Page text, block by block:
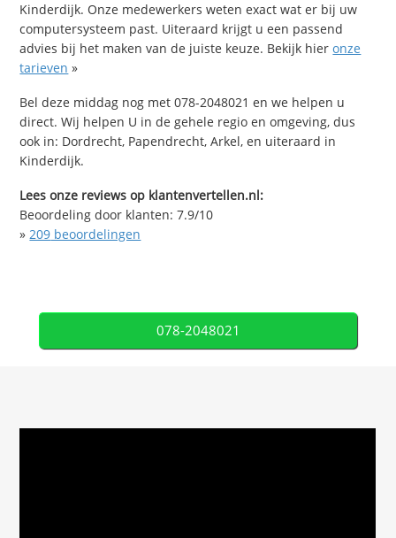
Kinderdijk. Onze medewerkers weten exact wat er bij uw
computersysteem past. Uiteraard krijgt u een passend
advies bij het maken van de juiste keuze. Bekijk hieronze
tarieven »
Bel deze middag nog met 078-2048021 en we helpen u
direct. Wij helpen U in de gehele regio en omgeving, dus
ook in: Dordrecht, Papendrecht, Arkel, en uiteraard in
Kinderdijk.
Lees onze reviews op klantenvertellen.nl:
Beoordeling door klanten:7.9/10
» 209 beoordelingen
078-2048021